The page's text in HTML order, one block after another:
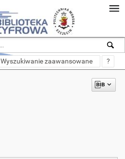
Wyszukiwanie zaawansowane ?